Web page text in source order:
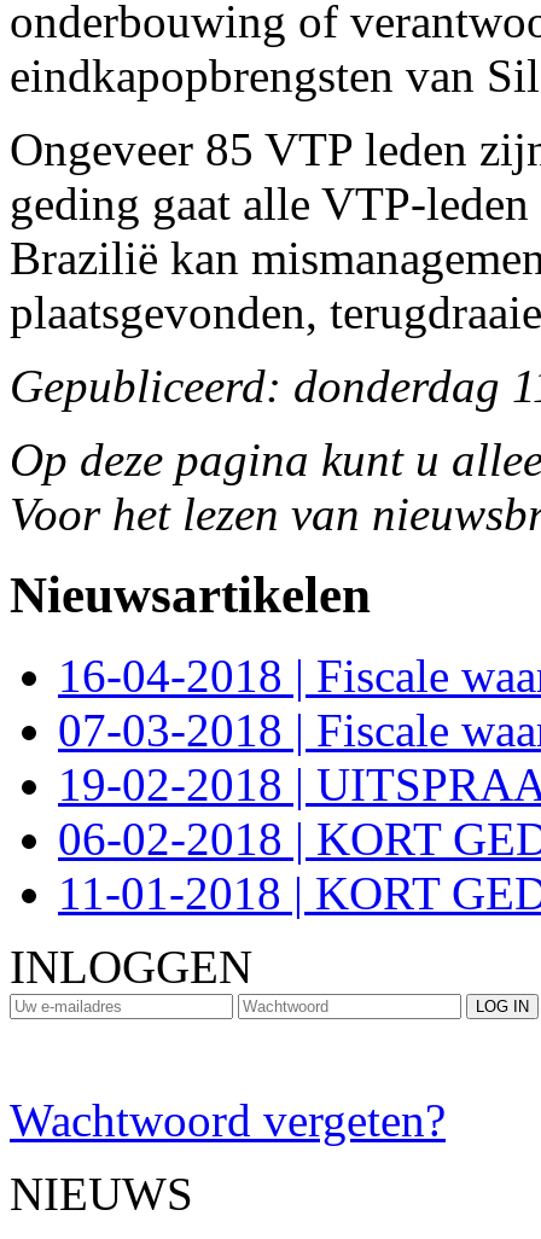
onderbouwing of
eindkapopbrengsten van
Ongeveer 85 VTP leden
geding gaat alle VTP-
Brazilië kan
plaatsgevonden,
Gepubliceerd: donderdag
Op deze pagina kunt u
Voor het lezen van
Nieuwsartikelen
16-04-2018 | Fiscale
07-03-2018 | Fiscale
19-02-2018 |
06-02-2018 | KORT
11-01-2018 | KORT
INLOGGEN
Wachtwoord vergeten?
NIEUWS